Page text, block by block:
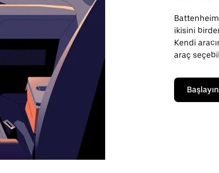
ikisini
Kendi
araç
Başlayın